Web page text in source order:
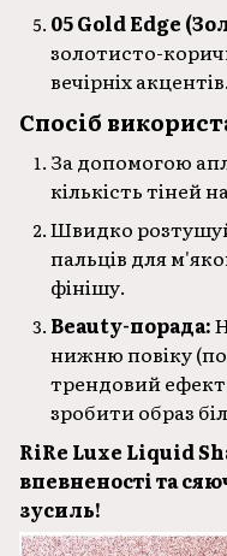
05 Gold Edge
золотисто-
вечірніх акцентів.
Спосіб
За допомогою
кількість тіней
Швидко
пальців для
фінішу.
Beauty-порада:
нижню повіку
трендовий ефект
зробити образ
RiRe Luxe Liquid
впевненості та
зусиль!